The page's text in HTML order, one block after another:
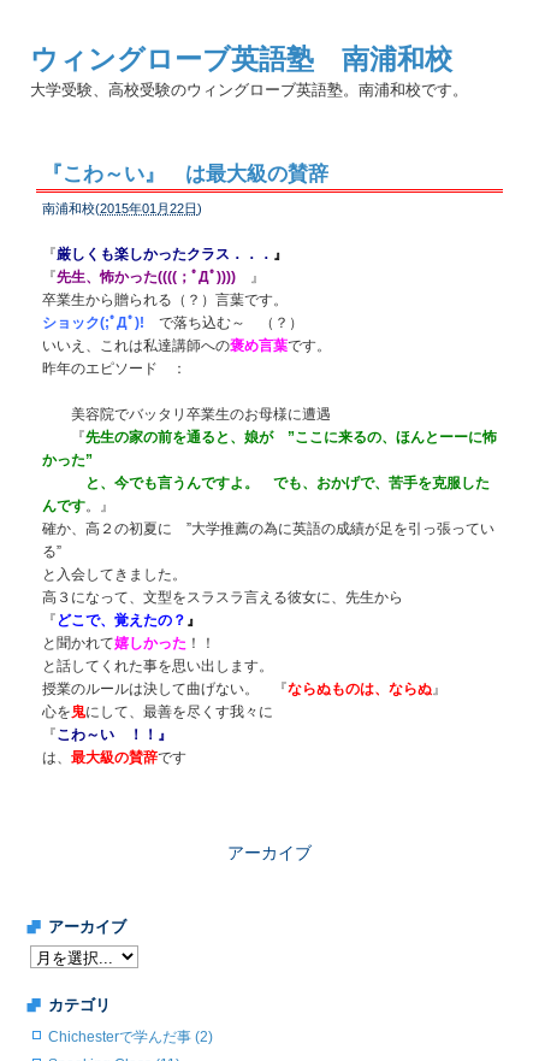
ウィングローブ英語塾 南浦和校
大学受験、高校受験のウィングローブ英語塾。南浦和校です。
『こわ～い』 は最大級の賛辞
南浦和校(2015年01月22日)
『厳しくも楽しかったクラス．．． 』
『先生、怖かった((((；ﾟДﾟ)))) 』
卒業生から贈られる（？）言葉です。
ショック(;ﾟДﾟ)!
で落ち込む～ （？）
いいえ、これは私達講師への褒め言葉です。
昨年のエピソード ：
美容院でバッタリ卒業生のお母様に遭遇
『先生の家の前を通ると、娘が ”ここに来るの、ほんとーーに怖
かった”
と、今でも言うんですよ。 でも、おかげで、苦手を克服した
んです。』
確か、高２の初夏に ”大学推薦の為に英語の成績が足を引っ張ってい
る”
と入会してきました。
高３になって、文型をスラスラ言える彼女に、先生から
『 どこで、覚えたの？ 』
と聞かれて嬉しかった ！！
と話してくれた事を思い出します。
授業のルールは決して曲げない。 『ならぬものは、ならぬ』
心を鬼にして、最善を尽くす我々に
『こわ～い ！！』
は、 最大級の賛辞です
アーカイブ
アーカイブ
カテゴリ
Chichesterで学んだ事 (2)